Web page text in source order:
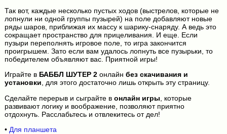
Так вот, каждые несколько пустых ходов (выстрелов, которые не
лопнули ни одной группы пузырей) на поле добавляют новые
ряды шаров, приближая их массу к шарику-снаряду. А ведь это
сокращает пространство для прицеливания. И еще. Если
пузыри переполнять игровое поле, то игра закончится
проигрышем. Зато если вам удалось лопнуть все пузырьки, то
победителем объявляют вас. Приятной игры!
Играйте в БАББЛ ШУТЕР 2онлайн без скачивания и
установки, для этого достаточно лишь открыть эту страницу.
Сделайте перерыв и сыграйте в онлайн игры , которые
развивают логику и воображение, позволяют приятно
отдохнуть. Расслабьтесь и отвлекитесь от дел!
• Для планшета